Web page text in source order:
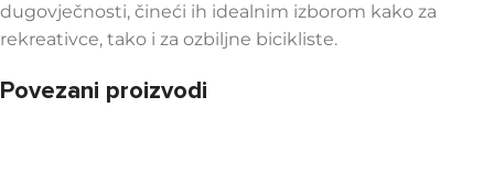
dugovječnosti, čineći ih idealnim izborom kako za
rekreativce, tako i za ozbiljne bicikliste.
Povezani proizvodi